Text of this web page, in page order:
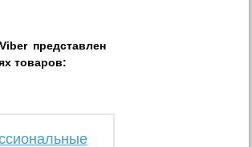
представлен
товаров: